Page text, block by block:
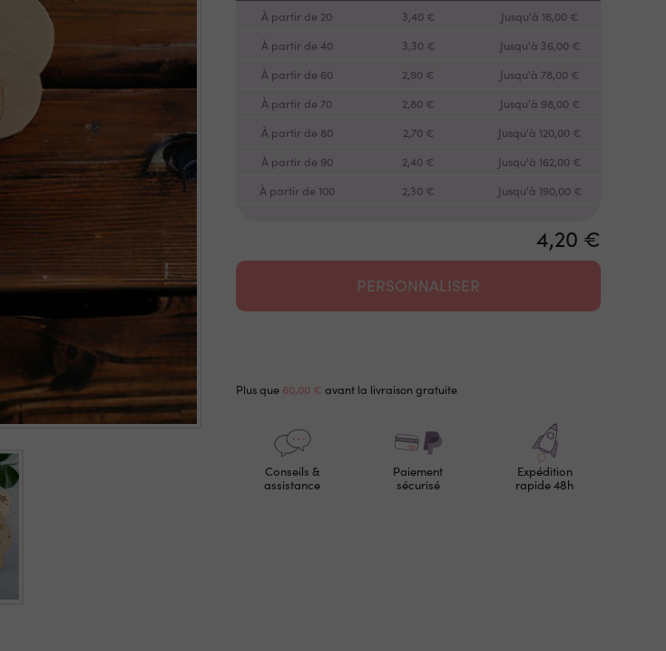
À partir de 20
3,40 €
Jusqu'à 16,00 €
À partir de 40
3,30 €
Jusqu'à 36,00 €
À partir de 60
2,90 €
Jusqu'à 78,00 €
À partir de 70
2,80 €
Jusqu'à 98,00 €
À partir de 80
2,70 €
Jusqu'à 120,00 €
À partir de 90
2,40 €
Jusqu'à 162,00 €
À partir de 100
2,30 € Jusqu'à 190,00 €
4,20 €
PERSONNALISER
Plus que 60,00 € avant la livraison gratuite
Conseils &
assistance
Paiement
sécurisé
Expédition
rapide 48h